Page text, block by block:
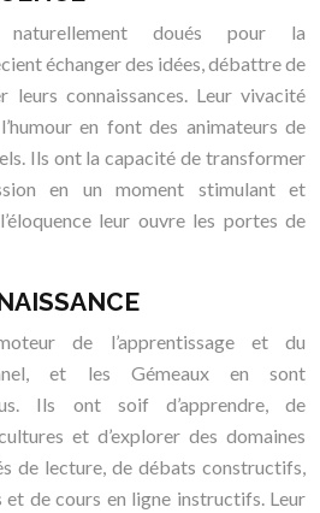
doués pour la
échanger des idées, débattre de
leurs connaissances. Leur vivacité
en font des animateurs de
Ils ont la capacité de transformer
en un moment stimulant et
leur ouvre les portes de
de l’apprentissage et du
et les Gémeaux en sont
Ils ont soif d’apprendre, de
et d’explorer des domaines
de lecture, de débats constructifs,
et de cours en ligne instructifs. Leur